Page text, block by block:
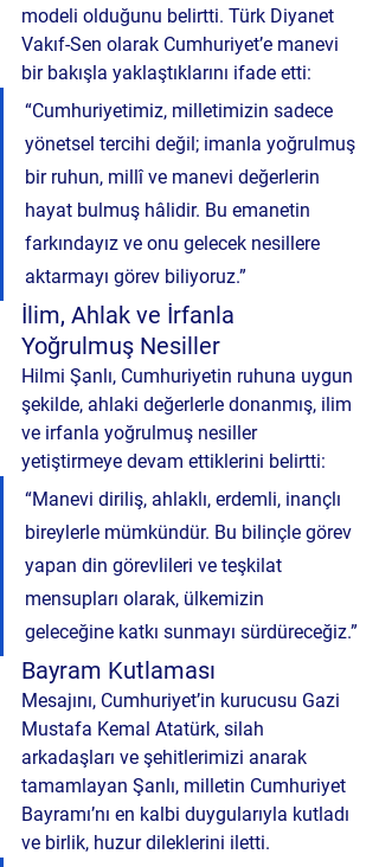
modeli olduğunu belirtti. Türk Diyanet
Vakıf-Sen olarak Cumhuriyet’e manevi
bir bakışla yaklaştıklarını ifade etti:
“Cumhuriyetimiz, milletimizin sadece
yönetsel tercihi değil; imanla yoğrulmuş
bir ruhun, millî ve manevi değerlerin
hayat bulmuş hâlidir. Bu emanetin
farkındayız ve onu gelecek nesillere
aktarmayı görev biliyoruz.”
İlim, Ahlak ve İrfanla
Yoğrulmuş Nesiller
Hilmi Şanlı, Cumhuriyetin ruhuna uygun
şekilde, ahlaki değerlerle donanmış, ilim
ve irfanla yoğrulmuş nesiller
yetiştirmeye devam ettiklerini belirtti:
“Manevi diriliş, ahlaklı, erdemli, inançlı
bireylerle mümkündür. Bu bilinçle görev
yapan din görevlileri ve teşkilat
mensupları olarak, ülkemizin
geleceğine katkı sunmayı sürdüreceğiz.”
Bayram Kutlaması
Mesajını, Cumhuriyet’in kurucusu Gazi
Mustafa Kemal Atatürk, silah
arkadaşları ve şehitlerimizi anarak
tamamlayan Şanlı, milletin Cumhuriyet
Bayramı’nı en kalbi duygularıyla kutladı
ve birlik, huzur dileklerini iletti.